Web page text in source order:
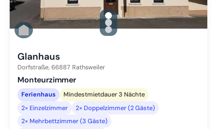
gallery.slide_selector
Zu Slide 1 wechseln
Zu Slide 2 wechseln
Zu Slide 3 wechseln
Glanhaus
Dorfstraße, 66887 Rathsweiler
Monteurzimmer
Ferienhaus
Mindestmietdauer 3 Nächte
2× Einzelzimmer
2× Doppelzimmer (2 Gäste)
2× Mehrbettzimmer (3 Gäste)